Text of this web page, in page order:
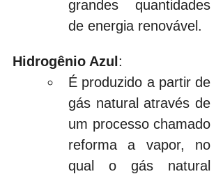
grandes quantidades
de energia renovável.
Hidrogênio Azul :
É produzido a partir de
gás natural através de
um processo chamado
reforma a vapor, no
qual o gás natural